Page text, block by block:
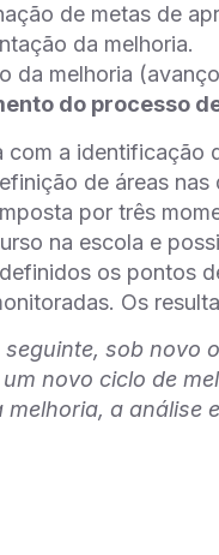
de metas de
da melhoria.
da melhoria
do processo
com a identificação
de áreas
por três
na escola e
os pontos
Os
seguinte, sob novo
novo ciclo de
melhoria, a análise